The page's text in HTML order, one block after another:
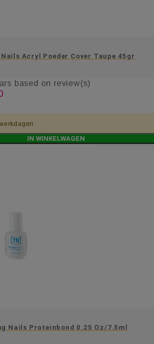
Nails Acryl Poeder Cover Taupe 45gr
based on review(s)
IN WINKELWAGEN
Nails Proteinbond 0.25 Oz/7.5ml